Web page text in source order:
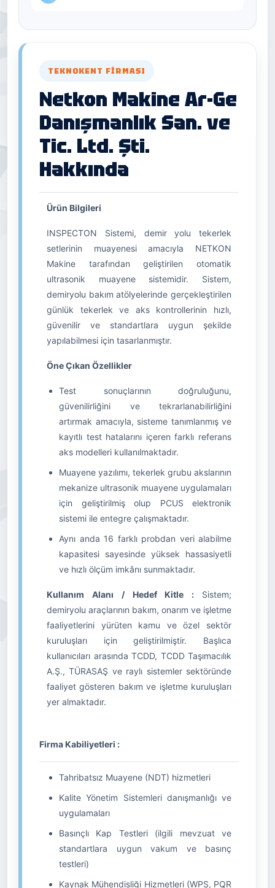
TEKNOKENT FIRMASI
Netkon Makine Ar-Ge
Danışmanlık San. ve
Tic. Ltd. Şti.
Hakkında
Ürün Bilgileri
INSPECTON Sistemi, demir yolu tekerlek
setlerinin muayenesi amacıyla NETKON
Makine tarafından geliştirilen otomatik
ultrasonik muayene sistemidir. Sistem,
demiryolu bakım atölyelerinde gerçekleştirilen
günlük tekerlek ve aks kontrollerinin hızlı,
güvenilir ve standartlara uygun şekilde
yapılabilmesi için tasarlanmıştır.
Öne Çıkan Özellikler
Test sonuçlarının doğruluğunu,
güvenilirliğini ve tekrarlanabilirliğini
artırmak amacıyla, sisteme tanımlanmış ve
kayıtlı test hatalarını içeren farklı referans
aks modelleri kullanılmaktadır.
Muayene yazılımı, tekerlek grubu akslarının
mekanize ultrasonik muayene uygulamaları
için geliştirilmiş olup PCUS elektronik
sistemi ile entegre çalışmaktadır.
Aynı anda 16 farklı probdan veri alabilme
kapasitesi sayesinde yüksek hassasiyetli
ve hızlı ölçüm imkânı sunmaktadır.
Kullanım Alanı / Hedef Kitle : Sistem;
demiryolu araçlarının bakım, onarım ve işletme
faaliyetlerini yürüten kamu ve özel sektör
kuruluşları için geliştirilmiştir. Başlıca
kullanıcıları arasında TCDD, TCDD Taşımacılık
A.Ş., TÜRASAŞ ve raylı sistemler sektöründe
faaliyet gösteren bakım ve işletme kuruluşları
yer almaktadır.
Firma Kabiliyetleri :
Tahribatsız Muayene (NDT) hizmetleri
Kalite Yönetim Sistemleri danışmanlığı ve
uygulamaları
Basınçlı Kap Testleri (ilgili mevzuat ve
standartlara uygun vakum ve basınç
testleri)
Kaynak Mühendisliği Hizmetleri (WPS, PQR